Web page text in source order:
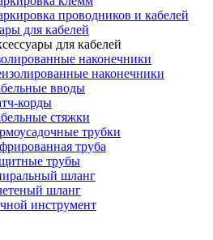
проводников и кабелей
для кабелей
для кабелей
наконечники
наконечники
вводы
корды
стяжки
трубки
труба
трубы
шланг
шланг
инструмент